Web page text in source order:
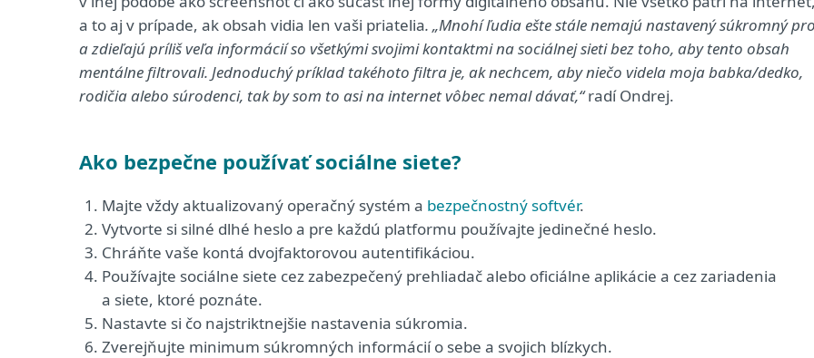
a to aj v prípade, ak obsah vidia len vaši priatelia. „Mnohí ľudia ešte stále nemajú nastavený súkromný
a zdieľajú príliš veľa informácií so všetkými svojimi kontaktmi na sociálnej sieti bez toho, aby tento obsah
mentálne filtrovali. Jednoduchý príklad takéhoto filtra je, ak nechcem, aby niečo videla moja babka/dedko,
rodičia alebo súrodenci, tak by som to asi na internet vôbec nemal dávať,“radí Ondrej.
Ako bezpečne používať sociálne siete?
Majte vždy aktualizovaný operačný systém a bezpečnostný softvér.
Vytvorte si silné dlhé heslo a pre každú platformu používajte jedinečné heslo.
Chráňte vaše kontá dvojfaktorovou autentifikáciou.
Používajte sociálne siete cez zabezpečený prehliadač alebo oficiálne aplikácie a cez zariadenia
a siete, ktoré poznáte.
Nastavte si čo najstriktnejšie nastavenia súkromia.
Zverejňujte minimum súkromných informácií o sebe a svojich blízkych.